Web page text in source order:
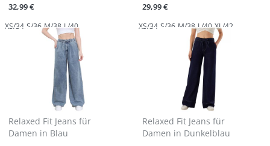
32,99 €
XS/34 S/36 M/38 L/40
29,99 €
XS/34 S/36 M/38 L/40 XL/42
Relaxed Fit Jeans für
Damen in Blau
Relaxed Fit Jeans für
Damen in Dunkelblau